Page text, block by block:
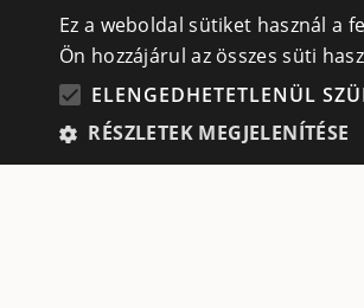
KAPCSOLATÉPÍTÉS ROMÁNIAI
Adatvédelmi irányelvek
Ez a weboldal sütiket használ a
Ön hozzájárul az összes süti
ELENGEDHETETLENÜL
RÉSZLETEK MEGJELENÍTÉSE